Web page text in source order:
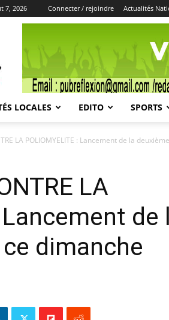
7, 2026 Connecter / rejoindre Actualités
LOCALES EDITO SPORTS
LA POLIOMYELITE : Lancement de la
LA
Lancement de
dimanche